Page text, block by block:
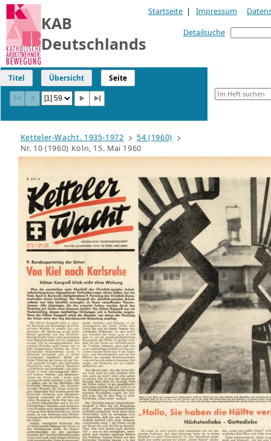
KAB
Deutschlands
Startseite | Impressum
Detailsuche
Titel Übersicht Seite
Ketteler-Wacht. 1935-1972
54 (1960)
Nr. 10 (1960) Köln, 15. Mai 1960